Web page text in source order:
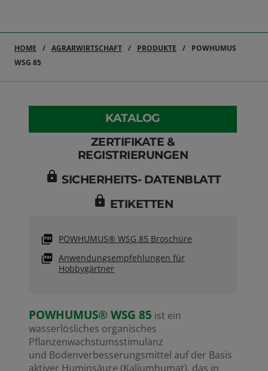
HOME AGRARWIRTSCHAFT PRODUKTE
POWHUMUS
WSG 85
KATALOG
ZERTIFIKATE &
REGISTRIERUNGEN
lock SICHERHEITS- DATENBLATT
lock ETIKETTEN
POWHUMUS® WSG 85 Broschüre
Anwendungsempfehlungen für
Hobbygärtner
POWHUMUS® WSG 85 ist ein
wasserlösliches organisches
Pflanzenwachstumsstimulanz
und Bodenverbesserungsmittel auf der Basis
aktiver Huminsäure (Kaliumhumat), das in